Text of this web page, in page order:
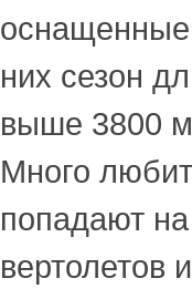
них сезон
выше 3800
Много
попадают
вертолетов